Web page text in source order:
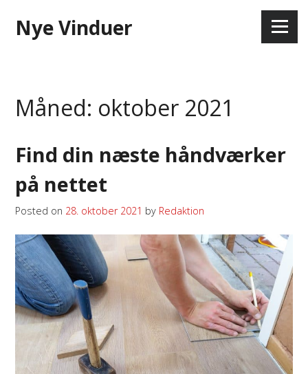
content
Nye Vinduer Menu
Måned: oktober 2021
Find din næste håndværker
på nettet
Posted on 28. oktober 2021 by Redaktion